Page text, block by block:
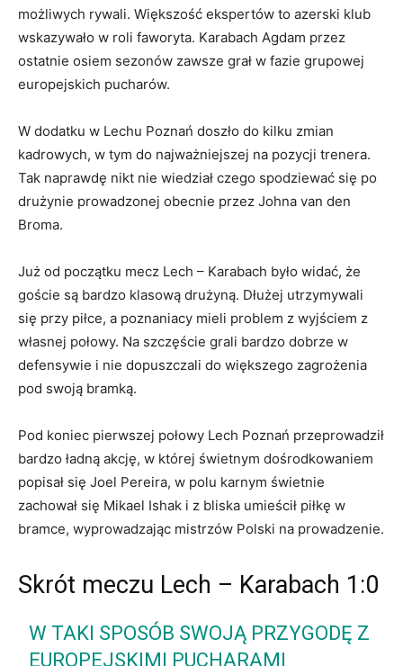
możliwych rywali. Większość ekspertów to azerski klub
wskazywało w roli faworyta. Karabach Agdam przez
ostatnie osiem sezonów zawsze grał w fazie grupowej
europejskich pucharów.
W dodatku w Lechu Poznań doszło do kilku zmian
kadrowych, w tym do najważniejszej na pozycji trenera.
Tak naprawdę nikt nie wiedział czego spodziewać się po
drużynie prowadzonej obecnie przez Johna van den
Broma.
Już od początku mecz Lech – Karabach było widać, że
goście są bardzo klasową drużyną. Dłużej utrzymywali
się przy piłce, a poznaniacy mieli problem z wyjściem z
własnej połowy. Na szczęście grali bardzo dobrze w
defensywie i nie dopuszczali do większego zagrożenia
pod swoją bramką.
Pod koniec pierwszej połowy Lech Poznań przeprowadził
bardzo ładną akcję, w której świetnym dośrodkowaniem
popisał się Joel Pereira, w polu karnym świetnie
zachował się Mikael Ishak i z bliska umieścił piłkę w
bramce, wyprowadzając mistrzów Polski na prowadzenie.
Skrót meczu Lech – Karabach 1:0
W TAKI SPOSÓB SWOJĄ PRZYGODĘ Z
EUROPEJSKIMI PUCHARAMI